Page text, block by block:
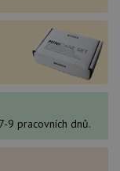
9 pracovních dnů.